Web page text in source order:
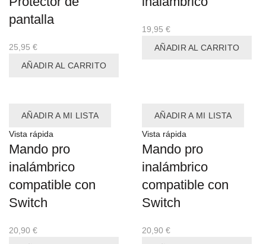
pantalla
25,95 €
AÑADIR AL CARRITO
19,95 €
AÑADIR AL CARRITO
AÑADIR A MI LISTA
Vista rápida
Mando pro
inalámbrico
compatible con
Switch
20,90 €
AÑADIR A MI LISTA
Vista rápida
Mando pro
inalámbrico
compatible con
Switch
20,90 €